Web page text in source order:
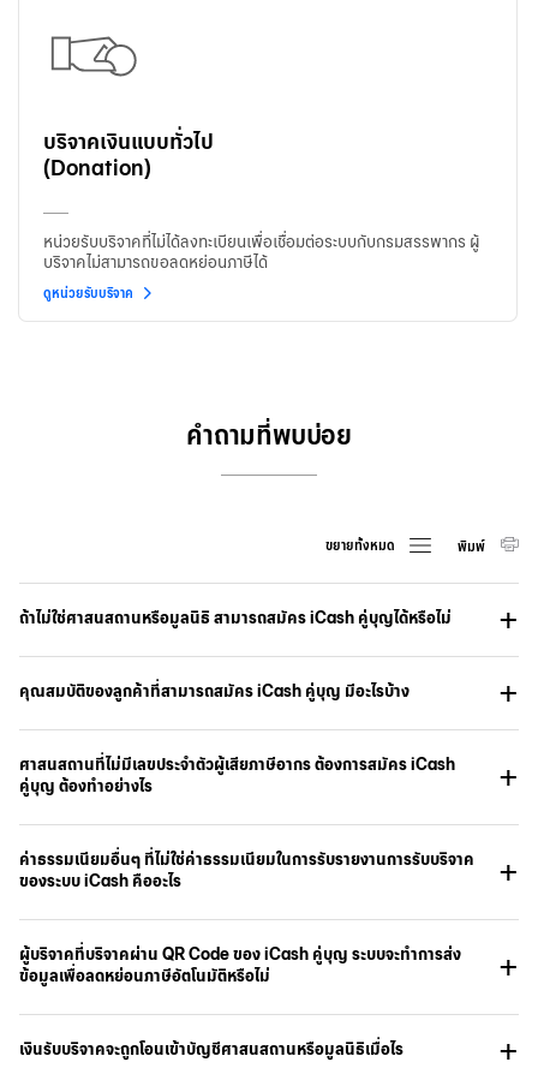
บริจาคเงินแบบทั่วไป
(Donation)
หน่วยรับบริจาคที่ไม่ได้ลงทะเบียนเพื่อเชื่อมต่อระบบกับกรมสรรพากร ผู้
บริจาคไม่สามารถขอลดหย่อนภาษีได้
ดูหน่วยรับบริจาค
คำถามที่พบบ่อย
ขยายทั้งหมด พิมพ์
ถ้าไม่ใช่ศาสนสถานหรือมูลนิธิ สามารถสมัคร iCash คู่บุญได้หรือไม่
คุณสมบัติของลูกค้าที่สามารถสมัคร iCash คู่บุญ มีอะไรบ้าง
ศาสนสถานที่ไม่มีเลขประจำตัวผู้เสียภาษีอากร ต้องการสมัคร iCash
คู่บุญ ต้องทำอย่างไร
ค่าธรรมเนียมอื่นๆ ที่ไม่ใช่ค่าธรรมเนียมในการรับรายงานการรับบริจาค
ของระบบ iCash คืออะไร
ผู้บริจาคที่บริจาคผ่าน QR Code ของ iCash คู่บุญ ระบบจะทำการส่ง
ข้อมูลเพื่อลดหย่อนภาษีอัตโนมัติหรือไม่
เงินรับบริจาคจะถูกโอนเข้าบัญชีศาสนสถานหรือมูลนิธิเมื่อไร